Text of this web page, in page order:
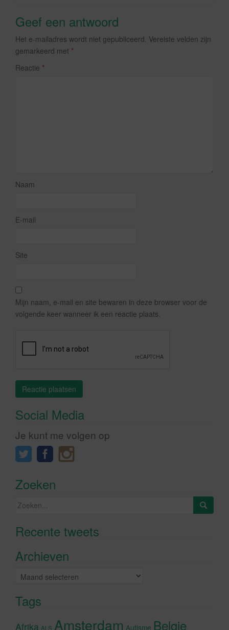
Geef een antwoord
Het e-mailadres wordt niet gepubliceerd. Vereiste velden zijn
gemarkeerd met *
Reactie *
Naam
E-mail
Site
Mijn naam, e-mail en site bewaren in deze browser voor de
volgende keer wanneer ik een reactie plaats.
Social Media
Je kunt me volgen op
Zoeken
Zoeken
Recente tweetsKlik om marketing cookies te
Archieven
Archieven
Tags
Afrika ALS Amsterdam Autisme Belgie